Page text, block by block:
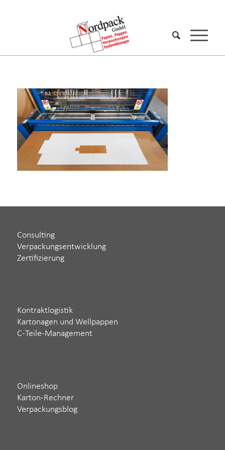
Consulting
Verpackungsentwicklung
Zertifizierung
Kontraktlogistik
Kartonagen und Wellpappen
C-Teile-Management
Onlineshop
Karton-Rechner
Verpackungsblog